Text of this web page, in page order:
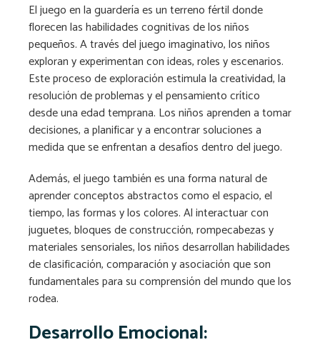
El juego en la guardería es un terreno fértil donde
florecen las habilidades cognitivas de los niños
pequeños. A través del juego imaginativo, los niños
exploran y experimentan con ideas, roles y escenarios.
Este proceso de exploración estimula la creatividad, la
resolución de problemas y el pensamiento crítico
desde una edad temprana. Los niños aprenden a tomar
decisiones, a planificar y a encontrar soluciones a
medida que se enfrentan a desafíos dentro del juego.
Además, el juego también es una forma natural de
aprender conceptos abstractos como el espacio, el
tiempo, las formas y los colores. Al interactuar con
juguetes, bloques de construcción, rompecabezas y
materiales sensoriales, los niños desarrollan habilidades
de clasificación, comparación y asociación que son
fundamentales para su comprensión del mundo que los
rodea.
Desarrollo Emocional: